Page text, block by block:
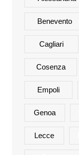
Benevento
Cagliari
Cosenza
Empoli
Genoa
Lecce